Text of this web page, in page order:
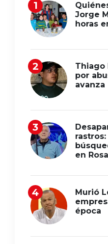
Jorge
horas
Thiago
por
avanza
en
Murió
época